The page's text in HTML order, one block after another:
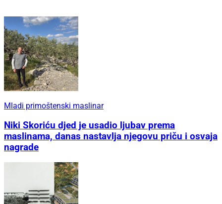
Mladi primoštenski maslinar
Niki Skoriću djed je usadio ljubav prema
maslinama, danas nastavlja njegovu priču i osvaja
nagrade